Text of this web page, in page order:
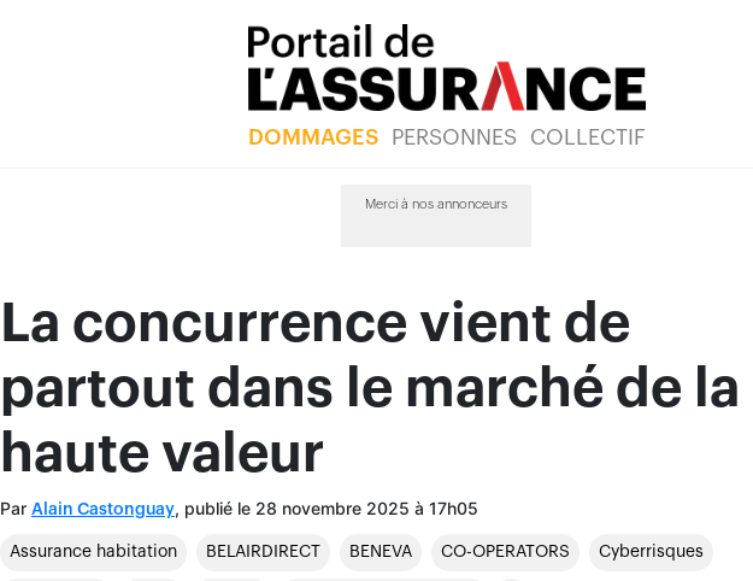
DOMMAGES PERSONNES COLLECTIF
Merci à nos annonceurs
La concurrence vient de
partout dans le marché de la
haute valeur
Par Alain Castonguay, publié le 28 novembre 2025 à 17h05
Assurance habitation BELAIRDIRECT BENEVA CO-OPERATORS Cyberrisques